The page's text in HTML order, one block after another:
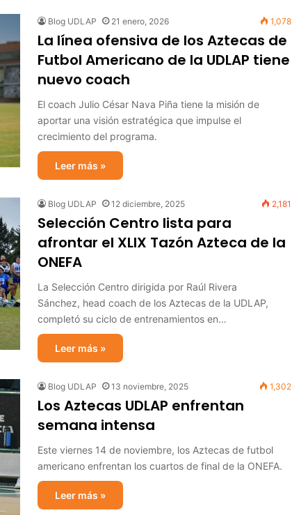
Blog UDLAP 21 enero, 2026 1,078
La línea ofensiva de los Aztecas de
Futbol Americano de la UDLAP tiene
nuevo coach
El coach Julio César Nava Piña tiene la misión de
aportar una visión estratégica que impulse el
crecimiento del programa.
Leer más »
Blog UDLAP 12 diciembre, 2025 2,181
Selección Centro lista para
afrontar el XLIX Tazón Azteca de la
ONEFA
La Selección Centro dirigida por Raúl Rivera
Sánchez, head coach de los Aztecas de la UDLAP,
completó su ciclo de entrenamientos en…
Leer más »
Blog UDLAP 13 noviembre, 2025 1,302
Los Aztecas UDLAP enfrentan
semana intensa
Este viernes 14 de noviembre, los Aztecas de futbol
americano enfrentan los cuartos de final de la ONEFA.
Leer más »